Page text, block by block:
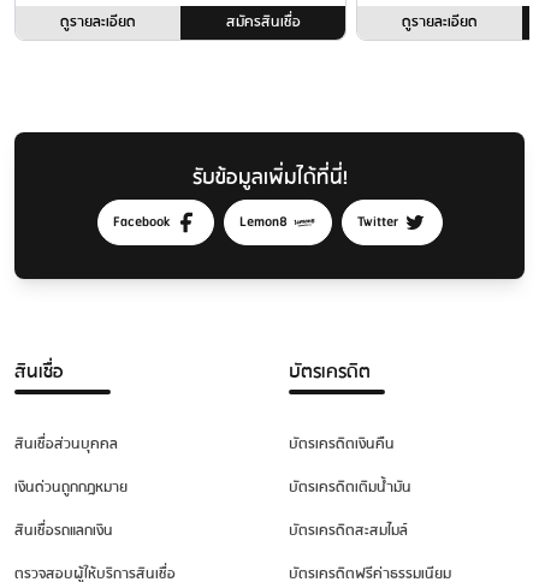
ดูรายละเอียด สมัครสินเชื่อ ดูรายละเอียด
รับข้อมูลเพิ่มได้ที่นี่!
Facebook Lemon8 Twitter
สินเชื่อ
สินเชื่อส่วนบุคคล
เงินด่วนถูกกฎหมาย
สินเชื่อรถแลกเงิน
ตรวจสอบผู้ให้บริการสินเชื่อ
บัตรเครดิต
บัตรเครดิตเงินคืน
บัตรเครดิตเติมน้ำมัน
บัตรเครดิตสะสมไมล์
บัตรเครดิตฟรีค่าธรรมเนียม